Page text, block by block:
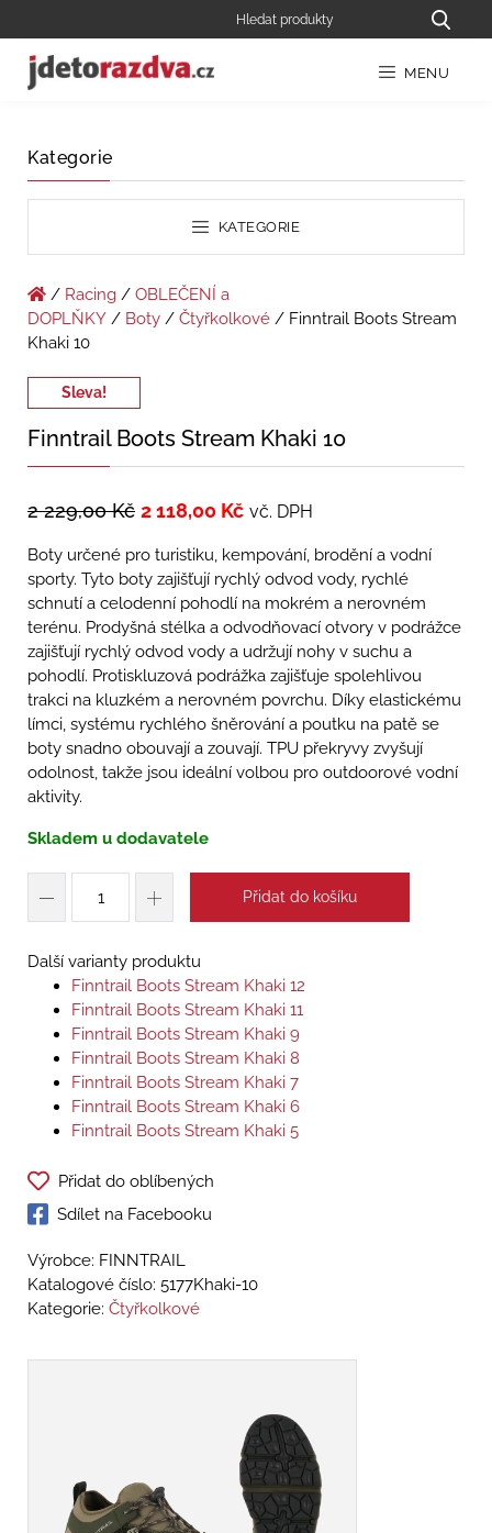
MENU
Kategorie
KATEGORIE
/ Racing / OBLEČENÍ a
DOPLŇKY / Boty / Čtyřkolkové / Finntrail Boots Stream
Khaki 10
Sleva!
Finntrail Boots Stream Khaki 10
2 229,00Kč 2 118,00 Kč vč. DPH
Boty určené pro turistiku, kempování, brodění a vodní
sporty. Tyto boty zajišťují rychlý odvod vody, rychlé
schnutí a celodenní pohodlí na mokrém a nerovném
terénu. Prodyšná stélka a odvodňovací otvory v podrážce
zajišťují rychlý odvod vody a udržují nohy v suchu a
pohodlí. Protiskluzová podrážka zajišťuje spolehlivou
trakci na kluzkém a nerovném povrchu. Díky elastickému
límci, systému rychlého šněrování a poutku na patě se
boty snadno obouvají a zouvají. TPU překryvy zvyšují
odolnost, takže jsou ideální volbou pro outdoorové vodní
aktivity.
Skladem u dodavatele
Přidat do košíku
Další varianty produktu
Finntrail Boots Stream Khaki 12
Finntrail Boots Stream Khaki 11
Finntrail Boots Stream Khaki 9
Finntrail Boots Stream Khaki 8
Finntrail Boots Stream Khaki 7
Finntrail Boots Stream Khaki 6
Finntrail Boots Stream Khaki 5
Přidat do oblíbených
Sdílet na Facebooku
Výrobce: FINNTRAIL
Katalogové číslo: 5177Khaki-10
Kategorie: Čtyřkolkové